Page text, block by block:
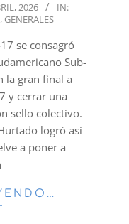
2026
IN:
, GENERALES
se consagró
Sub-
la gran final a
y cerrar una
sello colectivo.
logró así
a poner a